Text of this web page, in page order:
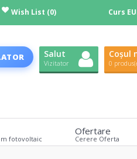
Wish List (0) Curs
Salut
Vizitator
Coșul
0
fotovoltaic
Ofertare
Cerere Oferta